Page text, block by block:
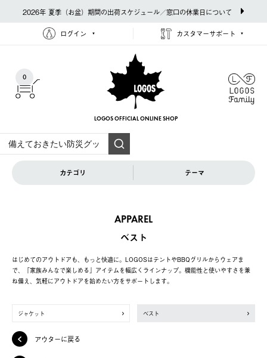
2026年 夏季（お盆）期間の出荷スケジュール／窓口の休業日について
ログイン カスタマーサポート
0
LOGOS OFFICIAL ONLINE SHOP
カテゴリ テーマ
APPAREL
ベスト
はじめてのアウトドアも、もっと快適に。LOGOSはテントやBBQグリルからウェアま
で、「家族みんなで楽しめる」アイテムを幅広くラインナップ。機能性と使いやすさを兼
ね備え、気軽にアウトドアを始めたい方をサポートします。
ジャケット ベスト
アウターに戻る